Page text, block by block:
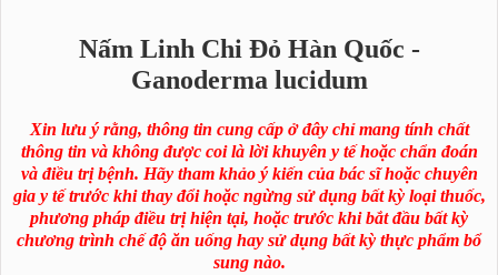
Nấm Linh Chi Đỏ Hàn Quốc -
Ganoderma lucidum
Xin lưu ý rằng, thông tin cung cấp ở đây chỉ mang tính chất
thông tin và không được coi là lời khuyên y tế hoặc chẩn đoán
và điều trị bệnh. Hãy tham khảo ý kiến của bác sĩ hoặc chuyên
gia y tế trước khi thay đổi hoặc ngừng sử dụng bất kỳ loại thuốc,
phương pháp điều trị hiện tại, hoặc trước khi bắt đầu bất kỳ
chương trình chế độ ăn uống hay sử dụng bất kỳ thực phẩm bổ
sung nào.